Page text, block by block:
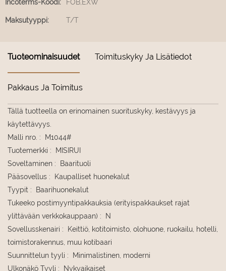
Incoterms-Koodi: FOB,EXW
Maksutyyppi: T/T
Tuoteominaisuudet Toimituskyky Ja Lisätiedot
Pakkaus Ja Toimitus
Tällä tuotteella on erinomainen suorituskyky, kestävyys ja
käytettävyys.
Malli nro. :
M1044#
Tuotemerkki :
MISIRUI
Soveltaminen :
Baarituoli
Pääsovellus :
Kaupalliset huonekalut
Tyypit :
Baarihuonekalut
Tukeeko postimyyntipakkauksia (erityispakkaukset rajat
ylittävään verkkokauppaan) :
N
Sovellusskenairi :
Keittiö, kotitoimisto, olohuone, ruokailu, hotelli,
toimistorakennus, muu kotibaari
Suunnittelun tyyli :
Minimalistinen, moderni
Ulkonäkö Tyyli :
Nykyaikaiset